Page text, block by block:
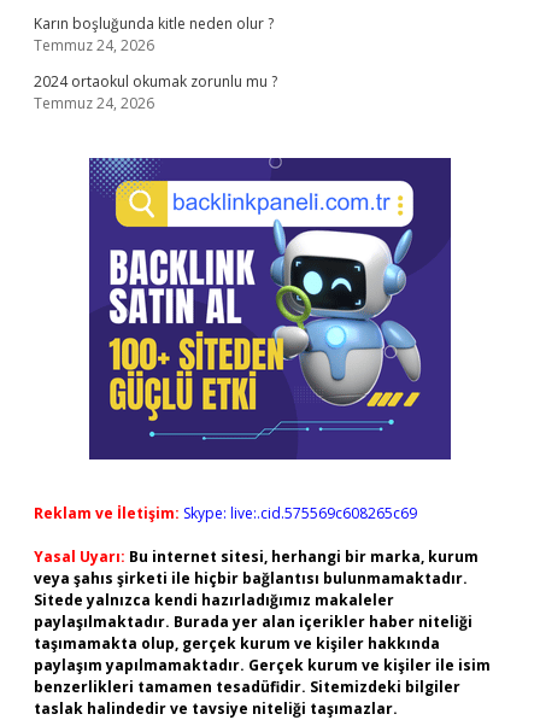
Karın boşluğunda kitle neden olur ?
Temmuz 24, 2026
2024 ortaokul okumak zorunlu mu ?
Temmuz 24, 2026
Reklam ve İletişim: Skype: live:.cid.575569c608265c69
Yasal Uyarı: Bu internet sitesi, herhangi bir marka, kurum
veya şahıs şirketi ile hiçbir bağlantısı bulunmamaktadır.
Sitede yalnızca kendi hazırladığımız makaleler
paylaşılmaktadır. Burada yer alan içerikler haber niteliği
taşımamakta olup, gerçek kurum ve kişiler hakkında
paylaşım yapılmamaktadır. Gerçek kurum ve kişiler ile isim
benzerlikleri tamamen tesadüfidir. Sitemizdeki bilgiler
taslak halindedir ve tavsiye niteliği taşımazlar.